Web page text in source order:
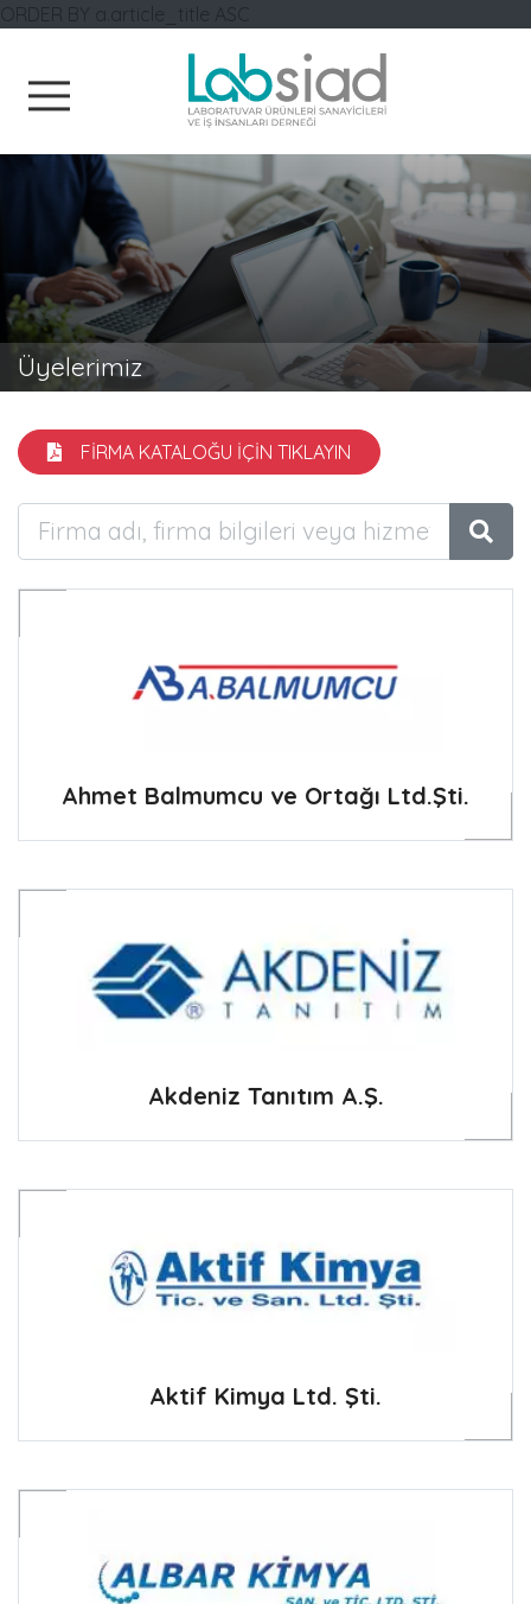
ORDER BY a.article_title ASC
Üyelerimiz
FİRMA KATALOĞU İÇİN TIKLAYIN
Ara
Ahmet Balmumcu ve Ortağı Ltd.Şti.
Akdeniz Tanıtım A.Ş.
Aktif Kimya Ltd. Şti.